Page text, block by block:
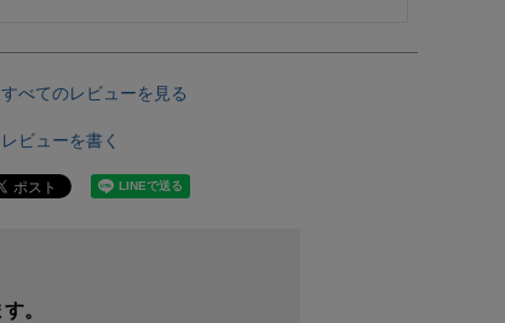
すべてのレビューを見る
レビューを書く